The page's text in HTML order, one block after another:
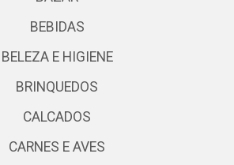
BEBIDAS
BELEZA E HIGIENE
BRINQUEDOS
CALCADOS
CARNES E AVES